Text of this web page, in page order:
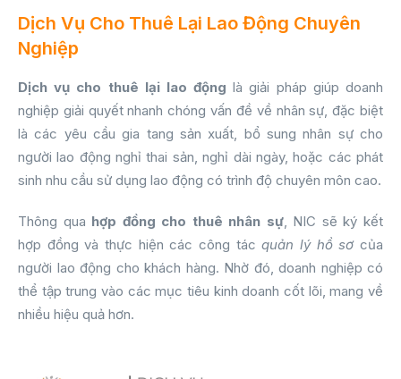
Dịch Vụ Cho Thuê Lại Lao Động Chuyên
Nghiệp
Dịch vụ cho thuê lại lao động là giải pháp giúp doanh
nghiệp giải quyết nhanh chóng vấn đề về nhân sự, đặc biệt
là các yêu cầu gia tang sản xuất, bổ sung nhân sự cho
người lao động nghỉ thai sản, nghỉ dài ngày, hoặc các phát
sinh nhu cầu sử dụng lao động có trình độ chuyên môn cao.
Thông qua hợp đồng cho thuê nhân sự, NIC sẽ ký kết
hợp đồng và thực hiện các công tácquản lý hồ sơcủa
người lao động cho khách hàng. Nhờ đó, doanh nghiệp có
thể tập trung vào các mục tiêu kinh doanh cốt lõi, mang về
nhiều hiệu quả hơn.